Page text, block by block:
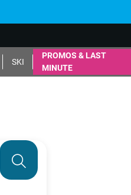
SKI
PROMOS & LAST
MINUTE